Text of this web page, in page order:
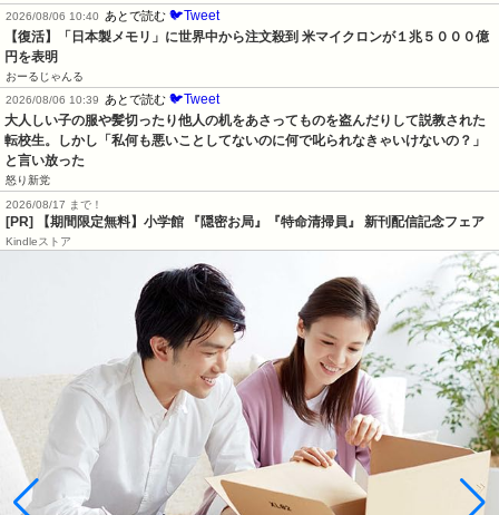
2026/08/06 10:40
あとで読む 🐦Tweet
【復活】「日本製メモリ」に世界中から注文殺到 米マイクロンが１兆５０００億
円を表明
おーるじゃんる
2026/08/06 10:39
あとで読む 🐦Tweet
大人しい子の服や髪切ったり他人の机をあさってものを盗んだりして説教された
転校生。しかし「私何も悪いことしてないのに何で叱られなきゃいけないの？」
と言い放った
怒り新党
2026/08/17 まで！
[PR] 【期間限定無料】小学館 『隠密お局』『特命清掃員』 新刊配信記念フェア
Kindleストア